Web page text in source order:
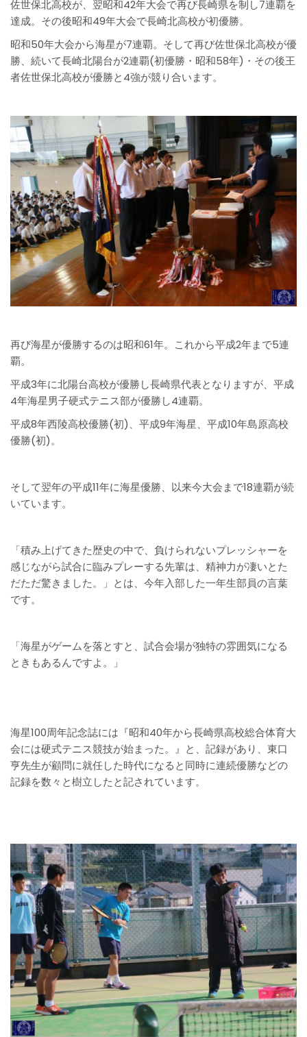
佐世保北高校が、翌昭和42年大会で再び長崎県を制し7連覇を
達成。その後昭和49年大会で長崎北高校が初優勝。
昭和50年大会から海星が7連覇。そして再び佐世保北高校が優
勝、続いて長崎北陽台が2連覇(初優勝・昭和58年)・その後王
者佐世保北高校が優勝と4強が競り合います。
再び海星が優勝するのは昭和61年。これから平成2年まで5連
覇。
平成3年に北陽台高校が優勝し長崎県代表となりますが、平成
4年海星男子硬式テニス部が優勝し4連覇。
平成8年西陵高校優勝(初)、平成9年海星、平成10年島原高校
優勝(初)。
そして翌年の平成11年に海星優勝、以来今大会まで18連覇が続
いています。
「積み上げてきた歴史の中で、負けられないプレッシャーを
感じながら試合に臨みプレーする先輩は、精神力が凄いとた
だただ驚きました。」とは、今年入部した一年生部員の言葉
です。
「海星がゲームを落とすと、試合会場が独特の雰囲気になる
ときもあるんですよ。」
海星100周年記念誌には『昭和40年から長崎県高校総合体育大
会には硬式テニス競技が始まった。』と、記録があり、東口
亨先生が顧問に就任した時代になると同時に連続優勝などの
記録を数々と樹立したと記されています。